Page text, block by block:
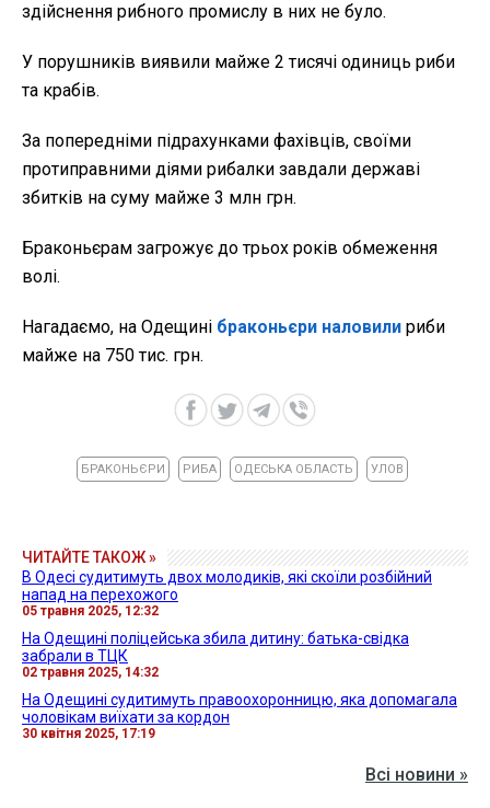
здійснення рибного промислу в них не було.
У порушників виявили майже 2 тисячі одиниць риби
та крабів.
За попередніми підрахунками фахівців, своїми
протиправними діями рибалки завдали державі
збитків на суму майже 3 млн грн.
Браконьєрам загрожує до трьох років обмеження
волі.
Нагадаємо, на Одещині браконьєри наловили риби
майже на 750 тис. грн.
БРАКОНЬЄРИ РИБА ОДЕСЬКА ОБЛАСТЬ УЛОВ
ЧИТАЙТЕ ТАКОЖ »
В Одесі судитимуть двох молодиків, які скоїли розбійний
напад на перехожого
05 травня 2025, 12:32
На Одещині поліцейська збила дитину: батька-свідка
забрали в ТЦК
02 травня 2025, 14:32
На Одещині судитимуть правоохоронницю, яка допомагала
чоловікам виїхати за кордон
30 квітня 2025, 17:19
Всі новини »